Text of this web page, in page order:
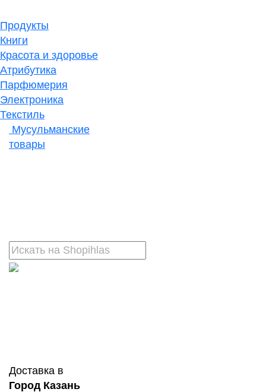
Продукты
Книги
Красота и здоровье
Атрибутика
Парфюмерия
Электроника
Текстиль
Мусульманские
товары
Доставка в
Город Казань